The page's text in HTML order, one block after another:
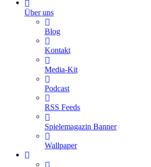
Über uns
Blog
Kontakt
Media-Kit
Podcast
RSS Feeds
Spielemagazin Banner
Wallpaper